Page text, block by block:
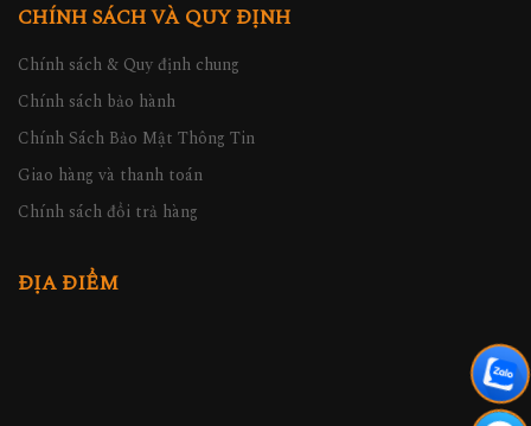
CHÍNH SÁCH VÀ QUY ĐỊNH
Chính sách & Quy định chung
Chính sách bảo hành
Chính Sách Bảo Mật Thông Tin
Giao hàng và thanh toán
Chính sách đổi trả hàng
ĐỊA ĐIỂM